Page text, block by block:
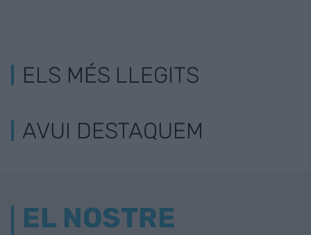
ELS MÉS LLEGITS
AVUI DESTAQUEM
EL NOSTRE